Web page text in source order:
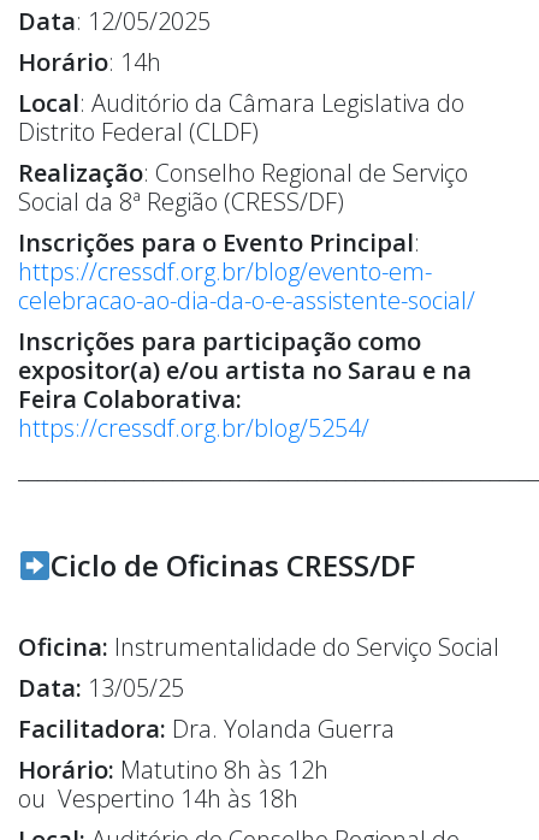
Data: 12/05/2025
Horário: 14h
Local: Auditório da Câmara Legislativa do
Distrito Federal (CLDF)
Realização: Conselho Regional de Serviço
Social da 8ª Região (CRESS/DF)
Inscrições para o Evento Principal:
https://cressdf.org.br/blog/evento-em-
celebracao-ao-dia-da-o-e-assistente-social/
Inscrições para participação como
expositor(a) e/ou artista no Sarau e na
Feira Colaborativa:
https://cressdf.org.br/blog/5254/
Ciclo de Oficinas CRESS/DF
Oficina: Instrumentalidade do Serviço Social
Data: 13/05/25
Facilitadora: Dra. Yolanda Guerra
Horário: Matutino 8h às 12h
ou Vespertino 14h às 18h